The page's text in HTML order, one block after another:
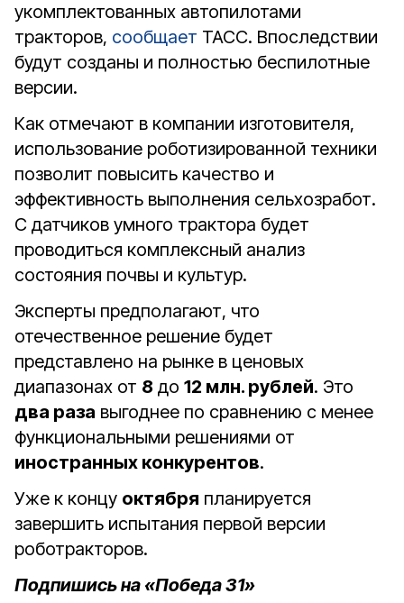
укомплектованных автопилотами
тракторов, сообщает ТАСС. Впоследствии
будут созданы и полностью беспилотные
версии.
Как отмечают в компании изготовителя,
использование роботизированной техники
позволит повысить качество и
эффективность выполнения сельхозработ.
С датчиков умного трактора будет
проводиться комплексный анализ
состояния почвы и культур.
Эксперты предполагают, что
отечественное решение будет
представлено на рынке в ценовых
диапазонах от 8 до 12 млн. рублей. Это
два раза выгоднее по сравнению с менее
функциональными решениями от
иностранных конкурентов.
Уже к концу октября планируется
завершить испытания первой версии
роботракторов.
Подпишись на «Победа 31»